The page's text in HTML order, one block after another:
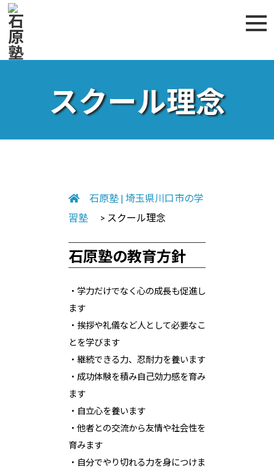
スクール理念
石原塾 | 埼玉県川口市の学
習塾
> スクール理念
石原塾の教育方針
・学力だけでなく心の成長も促進し
ます
・挨拶や礼儀など人として必要なこ
とを学びます
・継続できる力、忍耐力を養います
・成功体験を積み自己効力感を育み
ます
・自立心を養います
・他者との交流から友情や社会性を
育みます
・自分でやり切れる力を身につけま